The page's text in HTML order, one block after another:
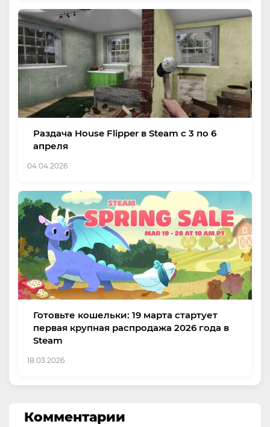
Раздача House Flipper в Steam с 3 по 6
апреля
04.04.2026
Готовьте кошельки: 19 марта стартует
первая крупная распродажа 2026 года в
Steam
18.03.2026
Комментарии